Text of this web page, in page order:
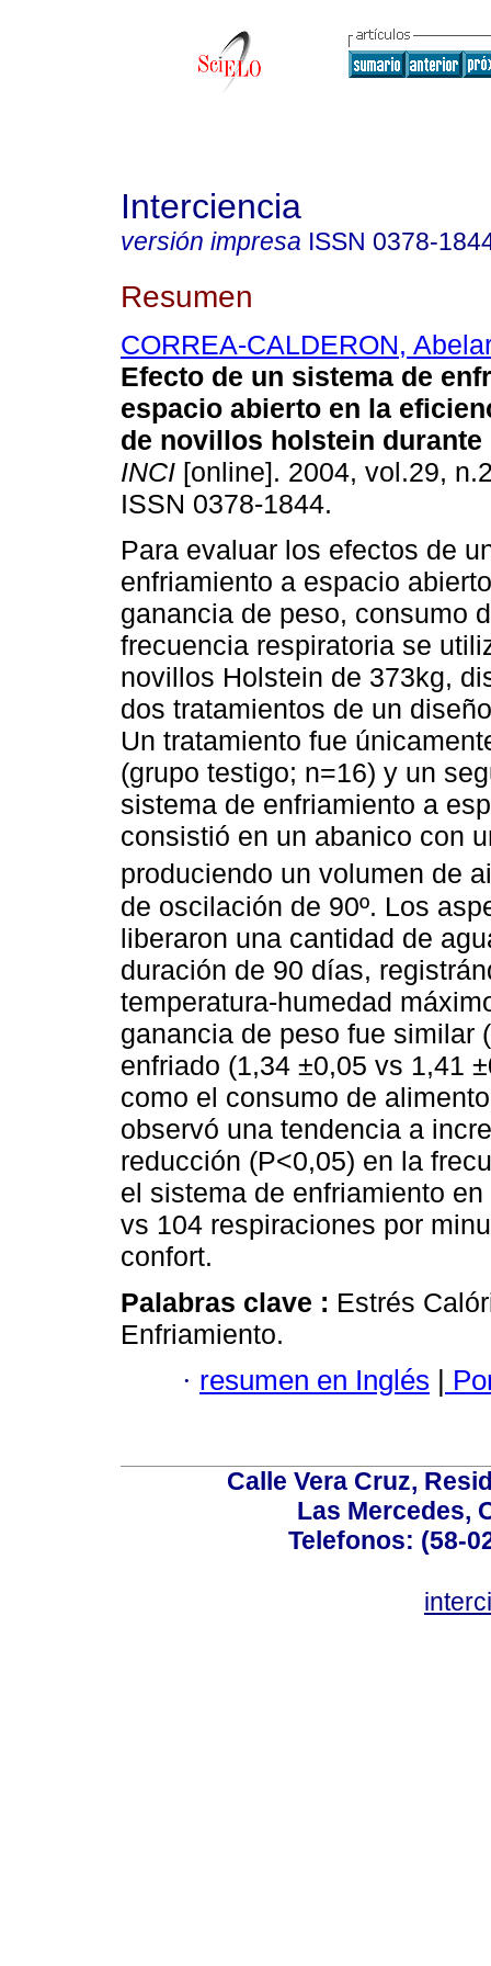
Interciencia
versión impresa ISSN 0378-
Resumen
CORREA-CALDERON,
Efecto de un sistema de
espacio abierto en la
de novillos holstein durante
INCI [online]. 2004, vol.29,
ISSN 0378-1844.
Para evaluar los efectos de
enfriamiento a espacio
ganancia de peso, consumo
frecuencia respiratoria se
novillos Holstein de 373kg,
dos tratamientos de un
Un tratamiento fue
(grupo testigo; n=16) y un
sistema de enfriamiento a
consistió en un abanico con
produciendo un volumen de
de oscilación de 90º. Los
liberaron una cantidad de
duración de 90 días,
temperatura-humedad
ganancia de peso fue similar
enfriado (1,34 ±0,05 vs 1,41
como el consumo de
observó una tendencia a
reducción (P<0,05) en la
el sistema de enfriamiento
vs 104 respiraciones por
confort.
Palabras clave : Estrés
Enfriamiento.
· resumen en Inglés
Calle Vera Cruz,
Las Mercedes,
Telefonos: (58-